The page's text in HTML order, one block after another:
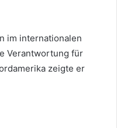
im internationalen
Verantwortung für
zeigte er